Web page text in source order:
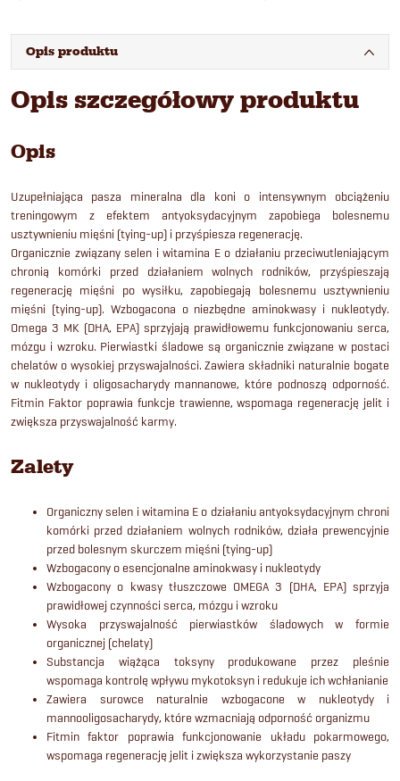
Opis produktu
Opis szczegółowy produktu
Opis
Uzupełniająca pasza mineralna dla koni o intensywnym obciążeniu
treningowym z efektem antyoksydacyjnym zapobiega bolesnemu
usztywnieniu mięśni (tying-up) i przyśpiesza regenerację.
Organicznie związany selen i witamina E o działaniu przeciwutleniającym
chronią komórki przed działaniem wolnych rodników, przyśpieszają
regenerację mięśni po wysiłku, zapobiegają bolesnemu usztywnieniu
mięśni (tying-up). Wzbogacona o niezbędne aminokwasy i nukleotydy.
Omega 3 MK (DHA, EPA) sprzyjają prawidłowemu funkcjonowaniu serca,
mózgu i wzroku. Pierwiastki śladowe są organicznie związane w postaci
chelatów o wysokiej przyswajalności. Zawiera składniki naturalnie bogate
w nukleotydy i oligosacharydy mannanowe, które podnoszą odporność.
Fitmin Faktor poprawia funkcje trawienne, wspomaga regenerację jelit i
zwiększa przyswajalność karmy.
Zalety
Organiczny selen i witamina E o działaniu antyoksydacyjnym chroni
komórki przed działaniem wolnych rodników, działa prewencyjnie
przed bolesnym skurczem mięśni (tying-up)
Wzbogacony o esencjonalne aminokwasy i nukleotydy
Wzbogacony o kwasy tłuszczowe OMEGA 3 (DHA, EPA) sprzyja
prawidłowej czynności serca, mózgu i wzroku
Wysoka przyswajalność pierwiastków śladowych w formie
organicznej (chelaty)
Substancja wiążąca toksyny produkowane przez pleśnie
wspomaga kontrolę wpływu mykotoksyn i redukuje ich wchłanianie
Zawiera surowce naturalnie wzbogacone w nukleotydy i
mannooligosacharydy, które wzmacniają odporność organizmu
Fitmin faktor poprawia funkcjonowanie układu pokarmowego,
wspomaga regenerację jelit i zwiększa wykorzystanie paszy